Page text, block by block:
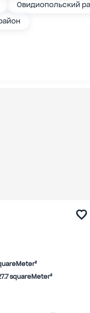
Овидиопольский
squareMeter²